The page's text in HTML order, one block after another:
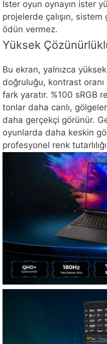
İster oyun oynayın ister
projelerde çalışın,
ödün vermez.
Yüksek
Bu ekran, yalnızca
doğruluğu, kontrast
fark yaratır. %100 sRGB
tonlar daha canlı,
daha gerçekçi görünür.
oyunlarda daha keskin
profesyonel renk